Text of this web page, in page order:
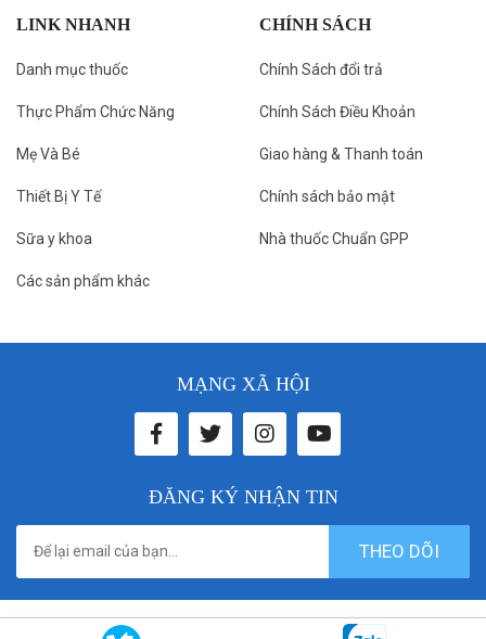
LINK NHANH
Danh mục thuốc
Thực Phẩm Chức Năng
Mẹ Và Bé
Thiết Bị Y Tế
Sữa y khoa
Các sản phẩm khác
CHÍNH SÁCH
Chính Sách đổi trả
Chính Sách Điều Khoản
Giao hàng & Thanh toán
Chính sách bảo mật
Nhà thuốc Chuẩn GPP
MẠNG XÃ HỘI
ĐĂNG KÝ NHẬN TIN
THEO DÕI
© 2021 donthuocbenhvien. All rights reserved. Designed by